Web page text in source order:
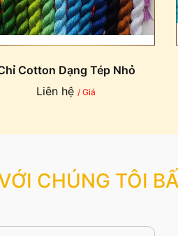
Cotton Dạng Tép Nhỏ
Liên hệ / Giá
CHÚNG TÔI